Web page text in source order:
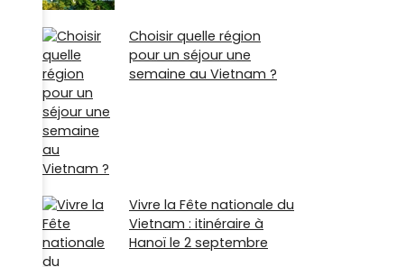
Choisir quelle région
pour un séjour une
semaine au Vietnam ?
Vivre la Fête nationale du
Vietnam : itinéraire à
Hanoï le 2 septembre